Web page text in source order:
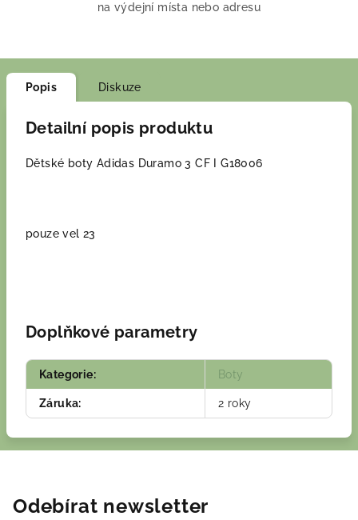
na výdejní místa nebo adresu
Popis Diskuze
Detailní popis produktu
Dětské boty Adidas Duramo 3 CF I G18006
pouze vel 23
Doplňkové parametry
Kategorie: Boty
Záruka: 2 roky
Odebírat newsletter